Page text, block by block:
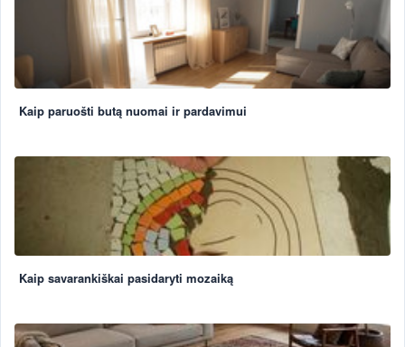
Kaip paruošti butą nuomai ir pardavimui
Kaip savarankiškai pasidaryti mozaiką